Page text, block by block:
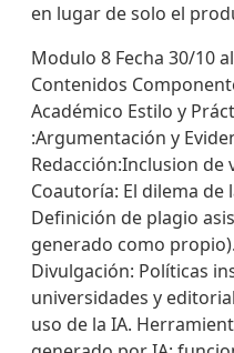
en lugar de solo el
Modulo 8 Fecha 30/10
Contenidos
Académico Estilo y
:Argumentación y
Redacción:Inclusion de
Coautoría: El dilema de
Definición de plagio
generado como
Divulgación: Políticas
universidades y
uso de la IA.